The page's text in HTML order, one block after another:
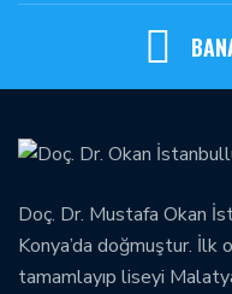
Doç. Dr. Mustafa Okan
Konya’da doğmuştur. İlk
tamamlayıp liseyi